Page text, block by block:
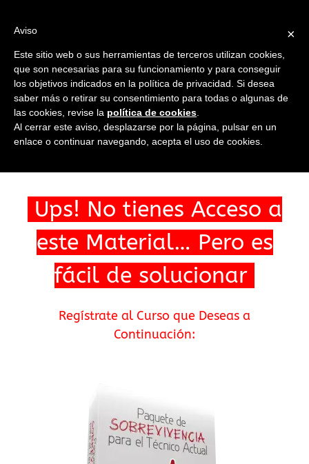
contenido
Ir a...
Ups! No tienes Acceso a
este Material… Pero es
fácil de solucionar
Regístrate al Curso que Deseas a
Continuación:
×
Aviso
Este sitio web o sus herramientas de terceros utilizan cookies,
que son necesarias para su funcionamiento y para conseguir
los objetivos indicados en la política de privacidad. Si desea
saber más o retirar su consentimiento para todas o algunas de
las cookies, revise la política de cookies
Al cerrar este aviso, desplazarse por la página, pulsar en un
enlace o continuar navegando, acepta el uso de cookies.